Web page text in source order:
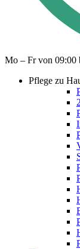
Mo – Fr von 09:00
Pflege zu